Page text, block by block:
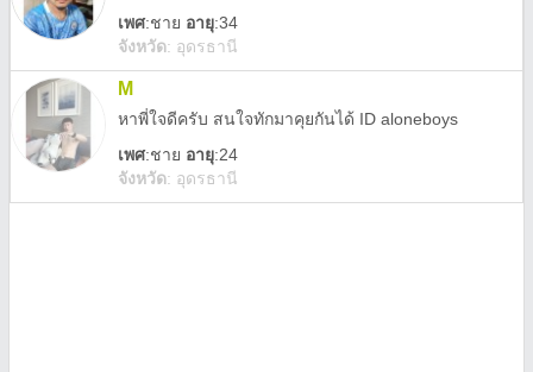
เพศ:ชาย อายุ:34
จังหวัด: อุดรธานี
M
หาพี่ใจดีครับ สนใจทักมาคุยกันได้ ID aloneboys
เพศ:ชาย อายุ:24
จังหวัด: อุดรธานี